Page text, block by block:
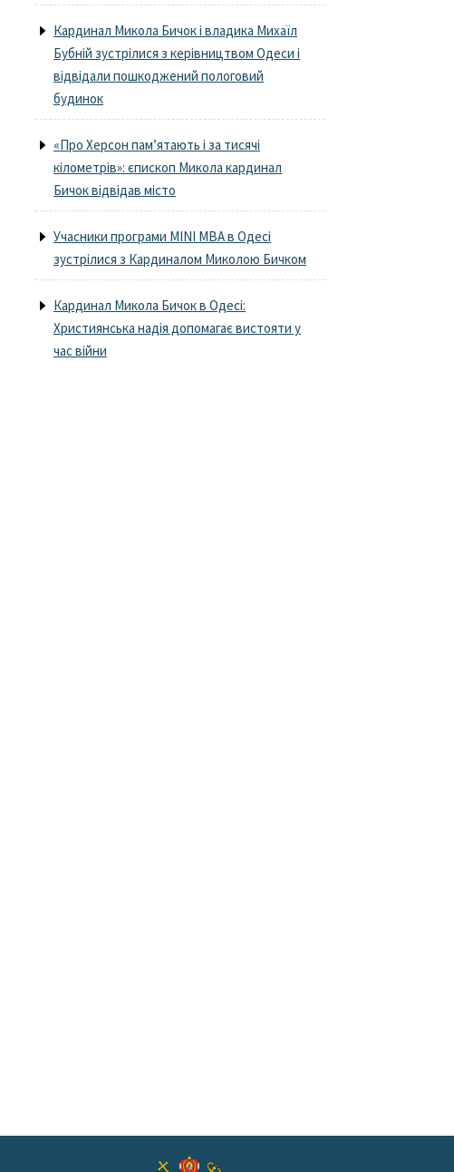
Кардинал Микола Бичок і владика Михаїл
Бубній зустрілися з керівництвом Одеси і
відвідали пошкоджений пологовий
будинок
«Про Херсон пам’ятають і за тисячі
кілометрів»: єпископ Микола кардинал
Бичок відвідав місто
Учасники програми MINI MBA в Одесі
зустрілися з Кардиналом Миколою Бичком
Кардинал Микола Бичок в Одесі:
Християнська надія допомагає вистояти у
час війни